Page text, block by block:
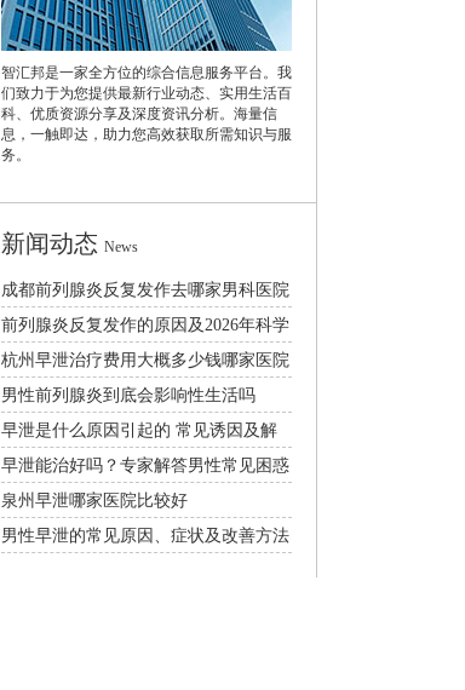
智汇邦是一家全方位的综合信息服务平台。我
们致力于为您提供最新行业动态、实用生活百
科、优质资源分享及深度资讯分析。海量信
息，一触即达，助力您高效获取所需知识与服
务。
新闻动态 News
成都前列腺炎反复发作去哪家男科医院
治疗效果好
前列腺炎反复发作的原因及2026年科学
治疗方法详解
杭州早泄治疗费用大概多少钱哪家医院
比较好
男性前列腺炎到底会影响性生活吗
早泄是什么原因引起的 常见诱因及解
决方法
早泄能治好吗？专家解答男性常见困惑
泉州早泄哪家医院比较好
男性早泄的常见原因、症状及改善方法